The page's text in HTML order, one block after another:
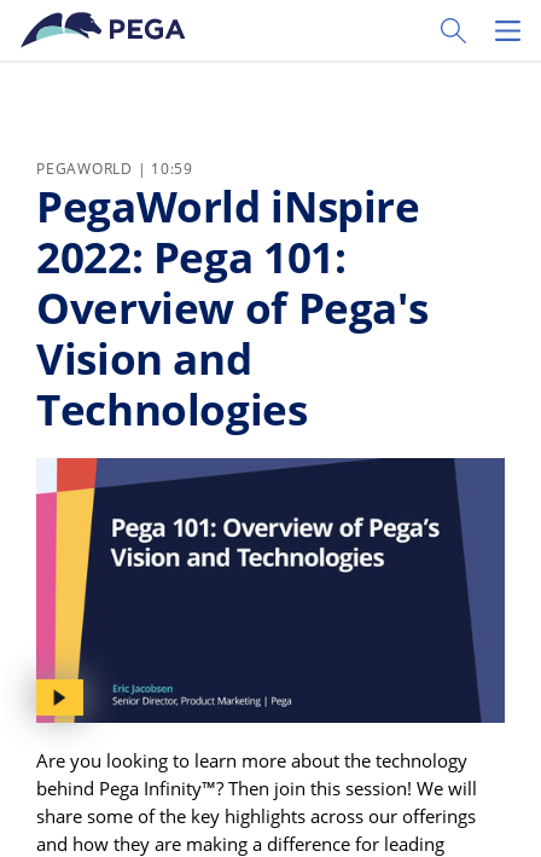
Vai direttamente al contenuto principale
Toggle
PEGAWORLD | 10:59
PegaWorld iNspire
2022: Pega 101:
Overview of Pega's
Vision and
Technologies
Are you looking to learn more about the technology
behind Pega Infinity™? Then join this session! We will
share some of the key highlights across our offerings
and how they are making a difference for leading